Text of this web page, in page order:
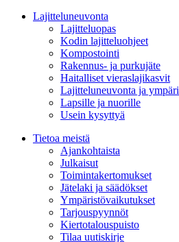
Lajitteluneuvonta
Lajitteluopas
Kodin lajitteluohjeet
Kompostointi
Rakennus- ja purkujäte
Haitalliset vieraslajikasvit
Lajitteluneuvonta ja
Lapsille ja nuorille
Usein kysyttyä
Tietoa meistä
Ajankohtaista
Julkaisut
Toimintakertomukset
Jätelaki ja säädökset
Ympäristövaikutukset
Tarjouspyynnöt
Kiertotalouspuisto
Tilaa uutiskirje